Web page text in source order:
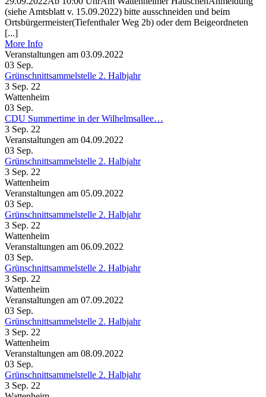
(siehe Amtsblatt v. 15.09.2022) bitte ausschneiden und beim
Ortsbürgermeister(Tiefenthaler Weg 2b) oder dem Beigeordneten
[...]
More Info
Veranstaltungen am 03.09.2022
03 Sep.
Grünschnittsammelstelle 2. Halbjahr
3 Sep. 22
Wattenheim
03 Sep.
CDU Summertime in der Wilhelmsallee…
3 Sep. 22
Veranstaltungen am 04.09.2022
03 Sep.
Grünschnittsammelstelle 2. Halbjahr
3 Sep. 22
Wattenheim
Veranstaltungen am 05.09.2022
03 Sep.
Grünschnittsammelstelle 2. Halbjahr
3 Sep. 22
Wattenheim
Veranstaltungen am 06.09.2022
03 Sep.
Grünschnittsammelstelle 2. Halbjahr
3 Sep. 22
Wattenheim
Veranstaltungen am 07.09.2022
03 Sep.
Grünschnittsammelstelle 2. Halbjahr
3 Sep. 22
Wattenheim
Veranstaltungen am 08.09.2022
03 Sep.
Grünschnittsammelstelle 2. Halbjahr
3 Sep. 22